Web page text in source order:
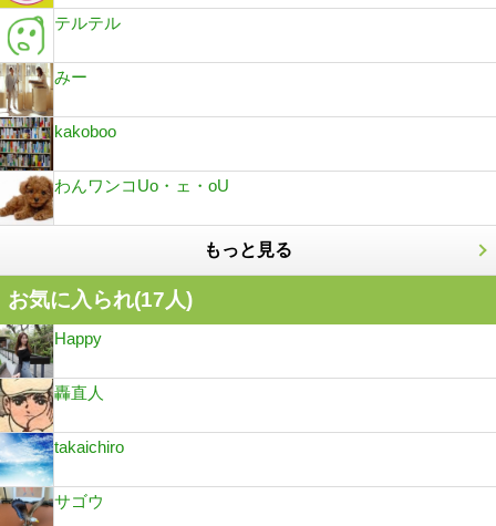
テルテル
みー
kakoboo
わんワンコUo・ェ・oU
もっと見る
お気に入られ(17人)
Happy
轟直人
takaichiro
サゴウ